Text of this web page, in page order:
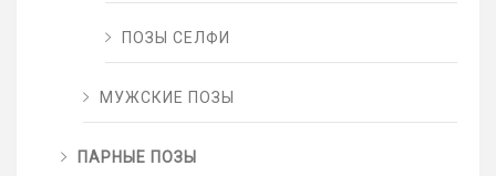
ПОЗЫ СЕЛФИ
МУЖСКИЕ ПОЗЫ
ПАРНЫЕ ПОЗЫ